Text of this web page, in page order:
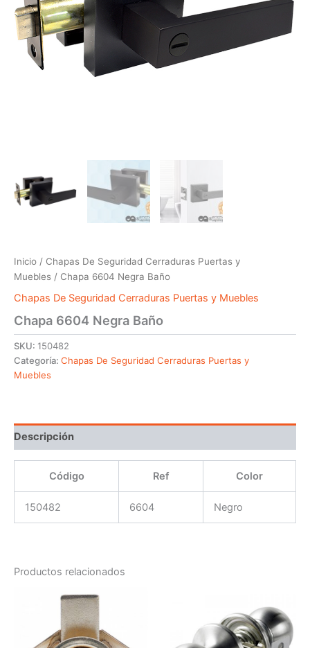
Inicio / Chapas De Seguridad Cerraduras Puertas y
Muebles / Chapa 6604 Negra Baño
Chapas De Seguridad Cerraduras Puertas y Muebles
Chapa 6604 Negra Baño
SKU: 150482
Categoría: Chapas De Seguridad Cerraduras Puertas y
Muebles
Descripción
Código Ref Color
150482 6604 Negro
Productos relacionados